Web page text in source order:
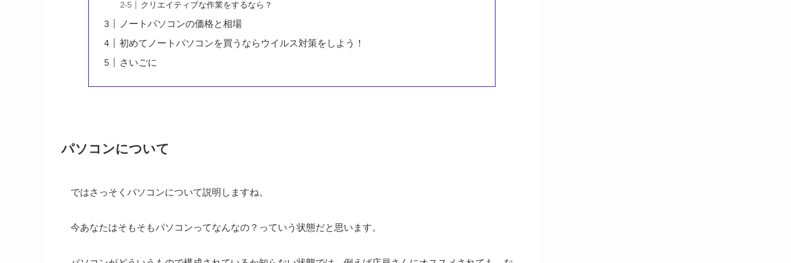
クリエイティブな作業をするなら？
ノートパソコンの価格と相場
初めてノートパソコンを買うならウイルス対策をしよう！
さいごに
パソコンについて
ではさっそくパソコンについて説明しますね。
今あなたはそもそもパソコンってなんなの？っていう状態だと思います。